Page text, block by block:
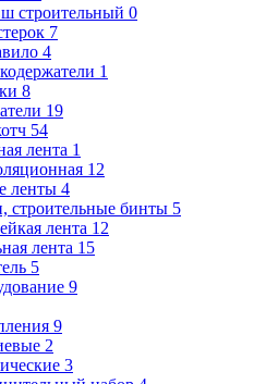
строительный 0
7
4
1
8
19
54
лента 1
12
ленты 4
строительные бинты 5
лента 12
лента 15
5
9
9
2
3